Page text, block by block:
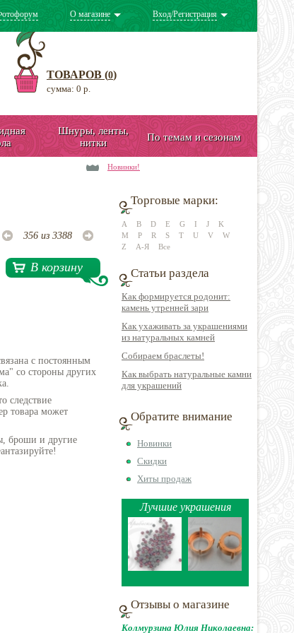
О магазине Вход/Регистрация
ТОВАРОВ (0)
сумма: 0 р.
Шнуры, ленты,
нитки
По темам и сезонам
Новинки!
356 из 3388
В корзину
с постоянным
со стороны других
следствие
товара может
броши и другие
Торговые марки:
A B D E G I J
K
M
P R S T U V
W
Z
А-Я Все
Статьи раздела
Как формируется родонит:
камень утренней зари
Как ухаживать за украшениями
из натуральных камней
Собираем браслеты!
Как выбрать натуральные камни
для украшений
Обратите внимание
Новинки
Скидки
Хиты продаж
Лучшие украшения
Отзывы о магазине
Колмурзина Юлия Николаевна: